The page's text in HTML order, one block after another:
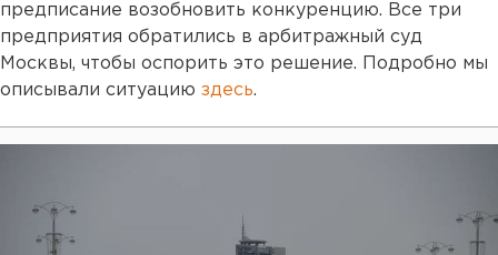
предписание возобновить конкуренцию. Все три
предприятия обратились в арбитражный суд
Москвы, чтобы оспорить это решение. Подробно мы
описывали ситуацию здесь.